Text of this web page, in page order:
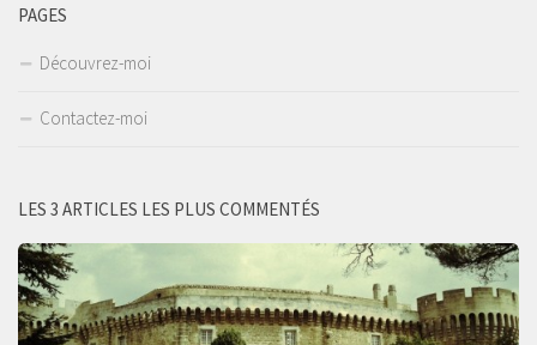
PAGES
Découvrez-moi
Contactez-moi
LES 3 ARTICLES LES PLUS COMMENTÉS